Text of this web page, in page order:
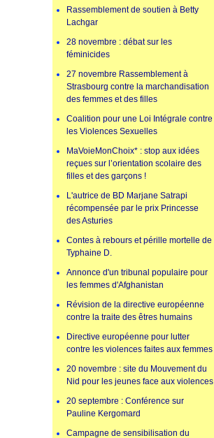
Rassemblement de soutien à Betty
Lachgar
28 novembre : débat sur les
féminicides
27 novembre Rassemblement à
Strasbourg contre la marchandisation
des femmes et des filles
Coalition pour une Loi Intégrale contre
les Violences Sexuelles
MaVoieMonChoix* : stop aux idées
reçues sur l’orientation scolaire des
filles et des garçons !
L'autrice de BD Marjane Satrapi
récompensée par le prix Princesse
des Asturies
Contes à rebours et pérille mortelle de
Typhaine D.
Annonce d'un tribunal populaire pour
les femmes d'Afghanistan
Révision de la directive européenne
contre la traite des êtres humains
Directive européenne pour lutter
contre les violences faites aux femmes
20 novembre : site du Mouvement du
Nid pour les jeunes face aux violences
20 septembre : Conférence sur
Pauline Kergomard
Campagne de sensibilisation du